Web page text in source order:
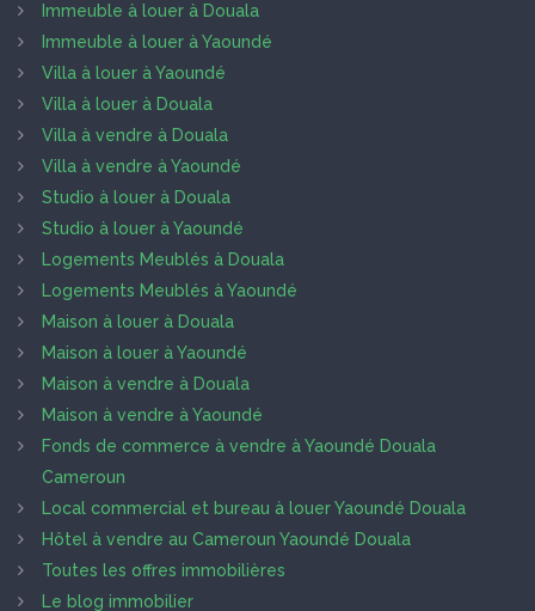
Immeuble à louer à Douala
Immeuble à louer à Yaoundé
Villa à louer à Yaoundé
Villa à louer à Douala
Villa à vendre à Douala
Villa à vendre à Yaoundé
Studio à louer à Douala
Studio à louer à Yaoundé
Logements Meublés à Douala
Logements Meublés à Yaoundé
Maison à louer à Douala
Maison à louer à Yaoundé
Maison à vendre à Douala
Maison à vendre à Yaoundé
Fonds de commerce à vendre à Yaoundé Douala
Cameroun
Local commercial et bureau à louer Yaoundé Douala
Hôtel à vendre au Cameroun Yaoundé Douala
Toutes les offres immobilières
Le blog immobilier